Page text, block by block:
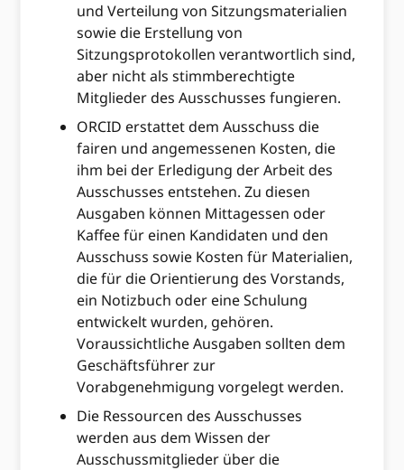
und Verteilung von Sitzungsmaterialien
sowie die Erstellung von
Sitzungsprotokollen verantwortlich sind,
aber nicht als stimmberechtigte
Mitglieder des Ausschusses fungieren.
ORCID erstattet dem Ausschuss die
fairen und angemessenen Kosten, die
ihm bei der Erledigung der Arbeit des
Ausschusses entstehen. Zu diesen
Ausgaben können Mittagessen oder
Kaffee für einen Kandidaten und den
Ausschuss sowie Kosten für Materialien,
die für die Orientierung des Vorstands,
ein Notizbuch oder eine Schulung
entwickelt wurden, gehören.
Voraussichtliche Ausgaben sollten dem
Geschäftsführer zur
Vorabgenehmigung vorgelegt werden.
Die Ressourcen des Ausschusses
werden aus dem Wissen der
Ausschussmitglieder über die